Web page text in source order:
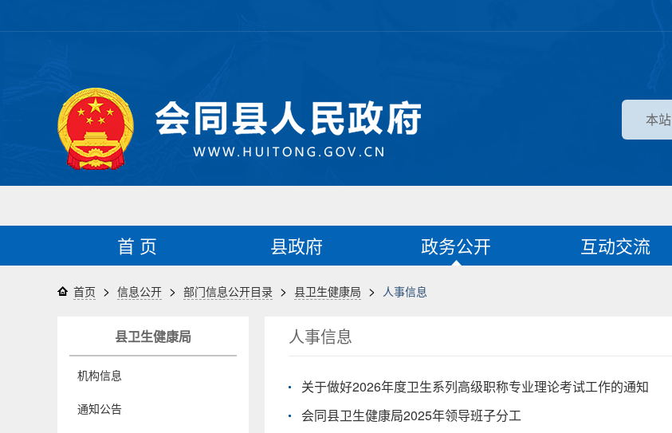
本站
首 页 县政府 政务公开 互动交流
首页 > 信息公开 > 部门信息公开目录 > 县卫生健康局 > 人事信息
县卫生健康局
机构信息
通知公告
人事信息
关于做好2026年度卫生系列高级职称专业理论考试工作的通知
会同县卫生健康局2025年领导班子分工